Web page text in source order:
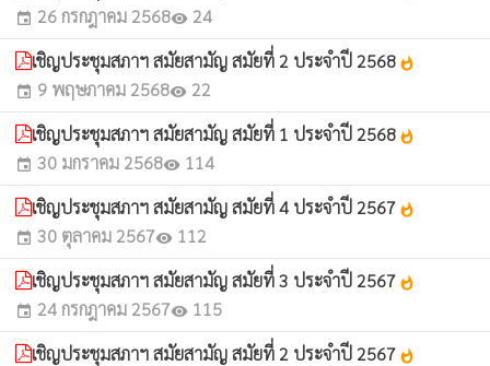
event 26 กรกฎาคม 2568visibility 24
เชิญประชุมสภาฯ สมัยสามัญ สมัยที่ 2 ประจำปี 2568 whatshot
event 9 พฤษภาคม 2568visibility 22
เชิญประชุมสภาฯ สมัยสามัญ สมัยที่ 1 ประจำปี 2568 whatshot
event 30 มกราคม 2568visibility 114
เชิญประชุมสภาฯ สมัยสามัญ สมัยที่ 4 ประจำปี 2567 whatshot
event 30 ตุลาคม 2567visibility 112
เชิญประชุมสภาฯ สมัยสามัญ สมัยที่ 3 ประจำปี 2567 whatshot
event 24 กรกฎาคม 2567visibility 115
เชิญประชุมสภาฯ สมัยสามัญ สมัยที่ 2 ประจำปี 2567 whatshot